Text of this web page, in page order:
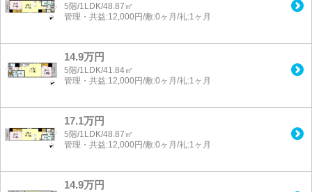
5階/1LDK/48.87㎡
管理・共益:12,000円/敷:0ヶ月/礼:1ヶ月
14.9万円
5階/1LDK/41.84㎡
管理・共益:12,000円/敷:0ヶ月/礼:1ヶ月
17.1万円
5階/1LDK/48.87㎡
管理・共益:12,000円/敷:0ヶ月/礼:1ヶ月
14.9万円